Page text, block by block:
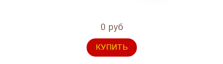
0 руб
КУПИТЬ